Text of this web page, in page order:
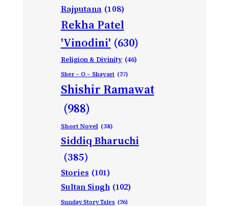
Rajputana (108)
Rekha Patel
'Vinodini' (630)
Religion & Divinity (46)
Sher – O – Shayari (27)
Shishir Ramawat
(988)
Short Novel (38)
Siddiq Bharuchi
(385)
Stories (101)
Sultan Singh (102)
Sunday Story Tales (26)